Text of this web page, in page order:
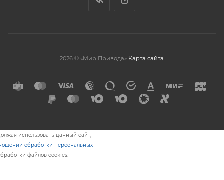
2026 © «Мир Привода» Карта сайта
использовать данный сайт,
обработки персональных
файлов cookies.